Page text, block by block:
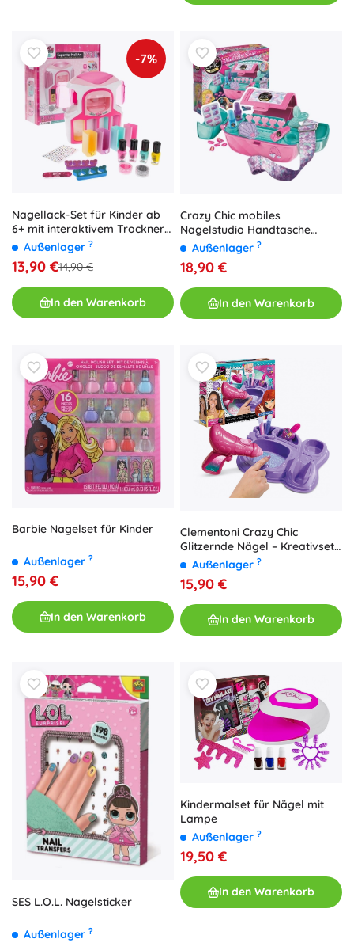
-7%
Nagellack-Set für Kinder ab
6+ mit interaktivem Trockner
und Zubehör
Außenlager ?
13,90 €14,90 €
In den Warenkorb
Crazy Chic mobiles
Nagelstudio Handtasche
Clementoni
Außenlager ?
18,90 €
In den Warenkorb
Barbie Nagelset für Kinder
Außenlager ?
15,90 €
In den Warenkorb
Clementoni Crazy Chic
Glitzernde Nägel – Kreativset
zur Nagelverzierung für
Außenlager ?
15,90 €
In den Warenkorb
SES L.O.L. Nagelsticker
Außenlager ?
Kindermalset für Nägel mit
Lampe
Außenlager ?
19,50 €
In den Warenkorb